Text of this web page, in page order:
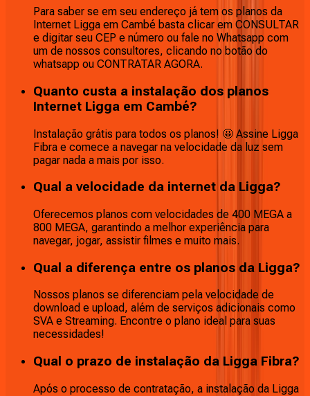
Para saber se em seu endereço já tem os planos da
Internet Ligga em Cambé basta clicar em CONSULTAR
e digitar seu CEP e número ou fale no Whatsapp com
um de nossos consultores, clicando no botão do
whatsapp ou CONTRATAR AGORA.
Quanto custa a instalação dos planos
Internet Ligga em Cambé?
Instalação grátis para todos os planos! 🤩 Assine Ligga
Fibra e comece a navegar na velocidade da luz sem
pagar nada a mais por isso.
Qual a velocidade da internet da Ligga?
Oferecemos planos com velocidades de 400 MEGA a
800 MEGA, garantindo a melhor experiência para
navegar, jogar, assistir filmes e muito mais.
Qual a diferença entre os planos da Ligga?
Nossos planos se diferenciam pela velocidade de
download e upload, além de serviços adicionais como
SVA e Streaming. Encontre o plano ideal para suas
necessidades!
Qual o prazo de instalação da Ligga Fibra?
Após o processo de contratação, a instalação da Ligga